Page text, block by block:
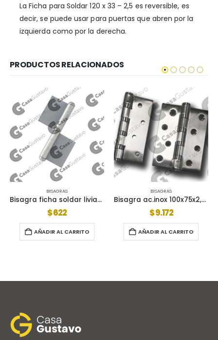
La Ficha para Soldar 120 x 33 – 2,5 es reversible, es
decir, se puede usar para puertas que abren por la
izquierda como por la derecha.
PRODUCTOS RELACIONADOS
BISAGRAS
Bisagra ficha soldar liviana 60-22×1.5
$622
AÑADIR AL CARRITO
BISAGRAS
Bisagra ac.inox 100x75x2,80 par brz-5100
$9.172
AÑADIR AL CARRITO